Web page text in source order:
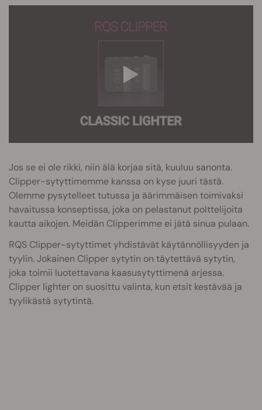
Jos se ei ole rikki, niin älä korjaa sitä, kuuluu sanonta.
Clipper-sytyttimemme kanssa on kyse juuri tästä.
Olemme pysytelleet tutussa ja äärimmäisen toimivaksi
havaitussa konseptissa, joka on pelastanut polttelijoita
kautta aikojen. Meidän Clipperimme ei jätä sinua pulaan.
RQS Clipper-sytyttimet yhdistävät käytännöllisyyden ja
tyylin. Jokainen Clipper sytytin on täytettävä sytytin,
joka toimii luotettavana kaasusytyttimenä arjessa.
Clipper lighter on suosittu valinta, kun etsit kestävää ja
tyylikästä sytytintä.